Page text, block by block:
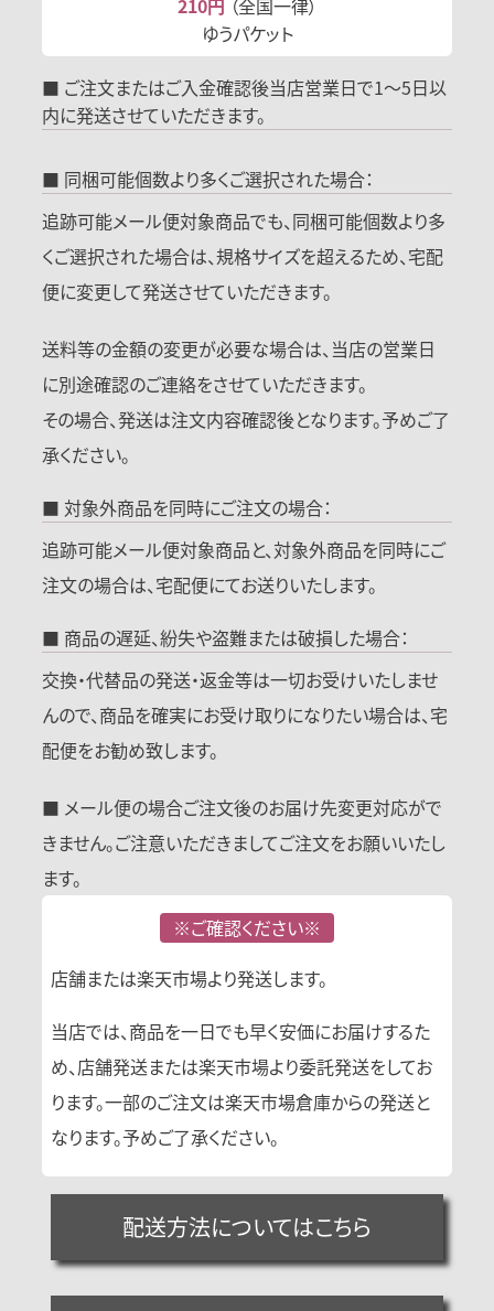
210円 （全国一律）
ゆうパケット
■ ご注文またはご入金確認後当店営業日で1～5日以
内に発送させていただきます。
■ 同梱可能個数より多くご選択された場合：
追跡可能メール便対象商品でも、同梱可能個数より多
くご選択された場合は、規格サイズを超えるため、宅配
便に変更して発送させていただきます。
送料等の金額の変更が必要な場合は、当店の営業日
に別途確認のご連絡をさせていただきます。
その場合、発送は注文内容確認後となります。予めご了
承ください。
■ 対象外商品を同時にご注文の場合：
追跡可能メール便対象商品と、対象外商品を同時にご
注文の場合は、宅配便にてお送りいたします。
■ 商品の遅延、紛失や盗難または破損した場合：
交換・代替品の発送・返金等は一切お受けいたしませ
んので、商品を確実にお受け取りになりたい場合は、宅
配便をお勧め致します。
■ メール便の場合ご注文後のお届け先変更対応がで
きません。ご注意いただきましてご注文をお願いいたし
ます。
※ご確認ください※
店舗または楽天市場より発送します。
当店では、商品を一日でも早く安価にお届けするた
め、店舗発送または楽天市場より委託発送をしてお
ります。一部のご注文は楽天市場倉庫からの発送と
なります。予めご了承ください。
配送方法についてはこちら